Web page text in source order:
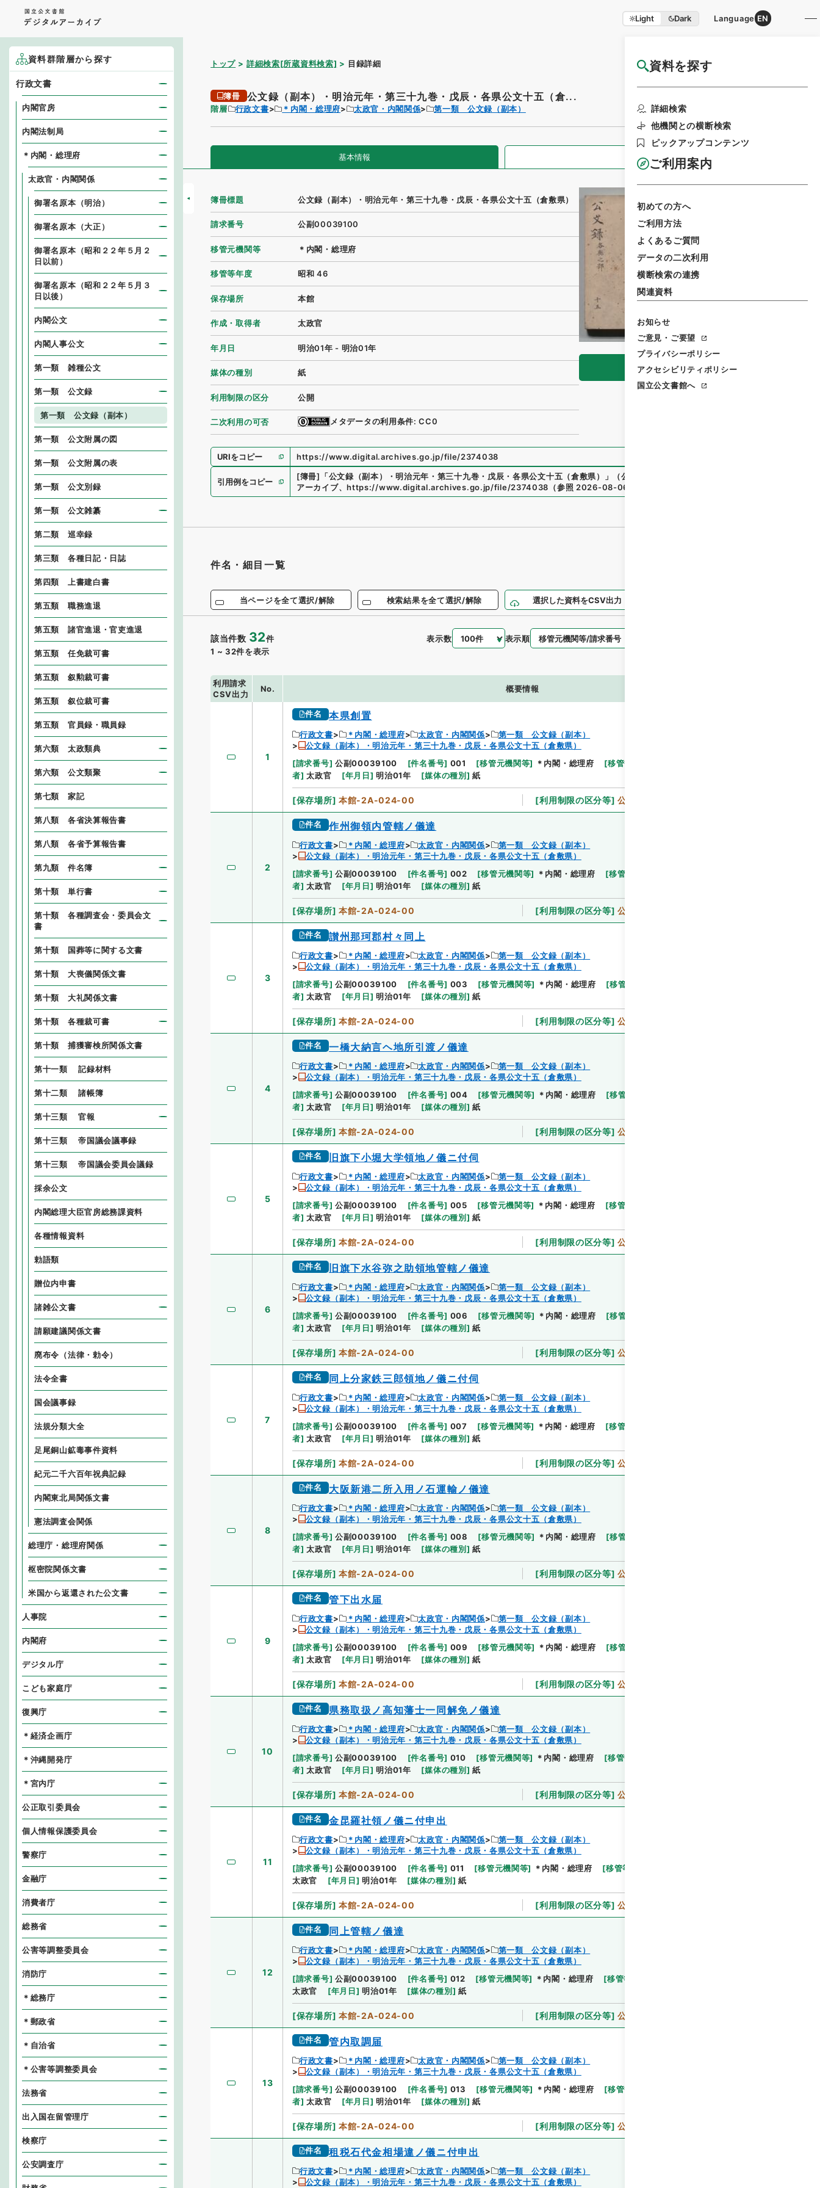
Light Dark Language EN
資料を探す
詳細検索
他機関との横断検索
ピックアップコンテンツ
ご利用案内
初めての方へ
ご利用方法
よくあるご質問
データの二次利用
横断検索の連携
関連資料
お知らせ
ご意見・ご要望
プライバシーポリシー
アクセシビリティポリシー
国立公文書館へ
トップ 詳細検索[所蔵資料検索] 目録詳細 国立公文書館HP利用案内
簿冊 公文録（副本）・明治元年・第三十九巻・戊辰・各県公文十五（倉...
階層 行政文書 ＊内閣・総理府 太政官・内閣関係 第一類 公文録（副本）
基本情報 全ての情報
閲覧
簿冊標題 公文録（副本）・明治元年・第三十九巻・戊辰・各県公文十五（倉敷県）
請求番号 公副00039100
移管元機関等 ＊内閣・総理府
移管等年度 昭和 46
保存場所 本館
作成・取得者 太政官
年月日 明治01年 - 明治01年
媒体の種別 紙
利用制限の区分 公開
二次利用の可否 メタデータの利用条件: CC0
URIをコピー https://www.digital.archives.go.jp/file/2374038
引用例をコピー
[簿冊] 「公文録（副本）・明治元年・第三十九巻・戊辰・各県公文十五（倉敷県） 」 （公副00039100
アーカイブ、https://www.digital.archives.go.jp/file/2374038 （参照 2026-08-06
件名・細目一覧
当ページを全て選択/解除 検索結果を全て選択/解除 選択した資料をCSV出力
該当件数 32件
1 ~ 32件を表示
表示数 表示順
利用請求
CSV出力
No. 概要情報
1
件名 本県創置
行政文書 ＊内閣・総理府 太政官・内閣関係
第一類 公文録（副本）
公文録（副本）・明治元年・第三十九巻・戊辰・各県公文十五（倉敷県）
[請求番号] 公副00039100 [件名番号] 001 [移管元機関等] ＊内閣・総理府 [移管等年度
者] 太政官 [年月日] 明治01年 [媒体の種別 ] 紙
[保存場所] 本館-2A-024-00 [利用制限の区分等] 公開
2
件名 作州御領内管轄ノ儀達
行政文書 ＊内閣・総理府 太政官・内閣関係
第一類 公文録（副本）
公文録（副本）・明治元年・第三十九巻・戊辰・各県公文十五（倉敷県）
[請求番号] 公副00039100 [件名番号] 002 [移管元機関等] ＊内閣・総理府 [移管等年度
者] 太政官 [年月日] 明治01年 [媒体の種別 ] 紙
[保存場所] 本館-2A-024-00 [利用制限の区分等] 公開
3
件名 讃州那珂郡村々同上
行政文書 ＊内閣・総理府 太政官・内閣関係
第一類 公文録（副本）
公文録（副本）・明治元年・第三十九巻・戊辰・各県公文十五（倉敷県）
[請求番号] 公副00039100 [件名番号] 003 [移管元機関等] ＊内閣・総理府 [移管等年度
者] 太政官 [年月日] 明治01年 [媒体の種別 ] 紙
[保存場所] 本館-2A-024-00 [利用制限の区分等] 公開
4
件名 一橋大納言ヘ地所引渡ノ儀達
行政文書 ＊内閣・総理府 太政官・内閣関係
第一類 公文録（副本）
公文録（副本）・明治元年・第三十九巻・戊辰・各県公文十五（倉敷県）
[請求番号] 公副00039100 [件名番号] 004 [移管元機関等] ＊内閣・総理府 [移管等年度
者] 太政官 [年月日] 明治01年 [媒体の種別 ] 紙
[保存場所] 本館-2A-024-00 [利用制限の区分等] 公開
5
件名 旧旗下小堀大学領地ノ儀ニ付伺
行政文書 ＊内閣・総理府 太政官・内閣関係
第一類 公文録（副本）
公文録（副本）・明治元年・第三十九巻・戊辰・各県公文十五（倉敷県）
[請求番号] 公副00039100 [件名番号] 005 [移管元機関等] ＊内閣・総理府 [移管等年度
者] 太政官 [年月日] 明治01年 [媒体の種別 ] 紙
[保存場所] 本館-2A-024-00 [利用制限の区分等] 公開
6
件名 旧旗下水谷弥之助領地管轄ノ儀達
行政文書 ＊内閣・総理府 太政官・内閣関係
第一類 公文録（副本）
公文録（副本）・明治元年・第三十九巻・戊辰・各県公文十五（倉敷県）
[請求番号] 公副00039100 [件名番号] 006 [移管元機関等] ＊内閣・総理府 [移管等年度
者] 太政官 [年月日] 明治01年 [媒体の種別 ] 紙
[保存場所] 本館-2A-024-00 [利用制限の区分等] 公開
7
件名 同上分家鉄三郎領地ノ儀ニ付伺
行政文書 ＊内閣・総理府 太政官・内閣関係
第一類 公文録（副本）
公文録（副本）・明治元年・第三十九巻・戊辰・各県公文十五（倉敷県）
[請求番号] 公副00039100 [件名番号] 007 [移管元機関等] ＊内閣・総理府 [移管等年度
者] 太政官 [年月日] 明治01年 [媒体の種別 ] 紙
[保存場所] 本館-2A-024-00 [利用制限の区分等] 公開
8
件名 大阪新港二所入用ノ石運輸ノ儀達
行政文書 ＊内閣・総理府 太政官・内閣関係
第一類 公文録（副本）
公文録（副本）・明治元年・第三十九巻・戊辰・各県公文十五（倉敷県）
[請求番号] 公副00039100 [件名番号] 008 [移管元機関等] ＊内閣・総理府 [移管等年度
者] 太政官 [年月日] 明治01年 [媒体の種別 ] 紙
[保存場所] 本館-2A-024-00 [利用制限の区分等] 公開
9
件名 管下出水届
行政文書 ＊内閣・総理府 太政官・内閣関係
第一類 公文録（副本）
公文録（副本）・明治元年・第三十九巻・戊辰・各県公文十五（倉敷県）
[請求番号] 公副00039100 [件名番号] 009 [移管元機関等] ＊内閣・総理府 [移管等年度
者] 太政官 [年月日] 明治01年 [媒体の種別 ] 紙
[保存場所] 本館-2A-024-00 [利用制限の区分等] 公開
10
件名 県務取扱ノ高知藩士一同解免ノ儀達
行政文書 ＊内閣・総理府 太政官・内閣関係
第一類 公文録（副本）
公文録（副本）・明治元年・第三十九巻・戊辰・各県公文十五（倉敷県）
[請求番号] 公副00039100 [件名番号] 010 [移管元機関等] ＊内閣・総理府 [移管等年度
者] 太政官 [年月日] 明治01年 [媒体の種別 ] 紙
[保存場所] 本館-2A-024-00 [利用制限の区分等] 公開
11
件名 金昆羅社領ノ儀ニ付申出
行政文書 ＊内閣・総理府 太政官・内閣関係
第一類 公文録（副本）
公文録（副本）・明治元年・第三十九巻・戊辰・各県公文十五（倉敷県）
[請求番号] 公副00039100 [件名番号] 011 [移管元機関等] ＊内閣・総理府 [移管等年度
太政官
[年月日] 明治01年 [媒体の種別 ] 紙
[保存場所] 本館-2A-024-00 [利用制限の区分等] 公開
12
件名 同上管轄ノ儀達
行政文書 ＊内閣・総理府 太政官・内閣関係
第一類 公文録（副本）
公文録（副本）・明治元年・第三十九巻・戊辰・各県公文十五（倉敷県）
[請求番号] 公副00039100 [件名番号] 012 [移管元機関等] ＊内閣・総理府 [移管等年度
太政官
[年月日] 明治01年 [媒体の種別 ] 紙
[保存場所] 本館-2A-024-00 [利用制限の区分等] 公開
13
件名 管内取調届
行政文書 ＊内閣・総理府 太政官・内閣関係
第一類 公文録（副本）
公文録（副本）・明治元年・第三十九巻・戊辰・各県公文十五（倉敷県）
[請求番号] 公副00039100 [件名番号] 013 [移管元機関等] ＊内閣・総理府 [移管等年度
者] 太政官 [年月日] 明治01年 [媒体の種別 ] 紙
[保存場所] 本館-2A-024-00 [利用制限の区分等] 公開
件名 租税石代金相場違ノ儀ニ付申出
行政文書 ＊内閣・総理府 太政官・内閣関係
第一類 公文録（副本）
公文録（副本）・明治元年・第三十九巻・戊辰・各県公文十五（倉敷県）
資料群階層から探す
行政文書
内閣官房
内閣法制局
＊内閣・総理府
太政官・内閣関係
御署名原本（明治）
御署名原本（大正）
御署名原本（昭和２２年５月２
日以前）
御署名原本（昭和２２年５月３
日以後）
内閣公文
内閣人事公文
第一類 雑種公文
第一類 公文録
第一類 公文録（副本）
第一類 公文附属の図
第一類 公文附属の表
第一類 公文別録
第一類 公文雑纂
第二類 巡幸録
第三類 各種日記・日誌
第四類 上書建白書
第五類 職務進退
第五類 諸官進退・官吏進退
第五類 任免裁可書
第五類 叙勲裁可書
第五類 叙位裁可書
第五類 官員録・職員録
第六類 太政類典
第六類 公文類聚
第七類 家記
第八類 各省決算報告書
第八類 各省予算報告書
第九類 件名簿
第十類 単行書
第十類 各種調査会・委員会文
書
第十類 国葬等に関する文書
第十類 大喪儀関係文書
第十類 大礼関係文書
第十類 各種裁可書
第十類 捕獲審検所関係文書
第十一類 記録材料
第十二類 諸帳簿
第十三類 官報
第十三類 帝国議会議事録
第十三類 帝国議会委員会議録
採余公文
内閣総理大臣官房総務課資料
各種情報資料
勅語類
贈位内申書
諸雑公文書
請願建議関係文書
廃布令（法律・勅令）
法令全書
国会議事録
法規分類大全
足尾銅山鉱毒事件資料
紀元二千六百年祝典記録
内閣東北局関係文書
憲法調査会関係
総理庁・総理府関係
枢密院関係文書
米国から返還された公文書
人事院
内閣府
デジタル庁
こども家庭庁
復興庁
＊経済企画庁
＊沖縄開発庁
＊宮内庁
公正取引委員会
個人情報保護委員会
警察庁
金融庁
消費者庁
総務省
公害等調整委員会
消防庁
＊総務庁
＊郵政省
＊自治省
＊公害等調整委員会
法務省
出入国在留管理庁
検察庁
公安調査庁